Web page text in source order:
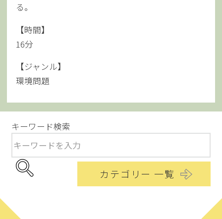
る。
【時間】
16分
【ジャンル】
環境問題
キーワード検索
カテゴリー 一覧